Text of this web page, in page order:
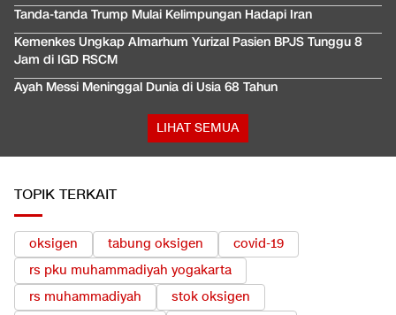
Tanda-tanda Trump Mulai Kelimpungan Hadapi Iran
Kemenkes Ungkap Almarhum Yurizal Pasien BPJS Tunggu 8
Jam di IGD RSCM
Ayah Messi Meninggal Dunia di Usia 68 Tahun
LIHAT SEMUA
TOPIK TERKAIT
oksigen tabung oksigen
covid-19
rs pku muhammadiyah yogakarta
rs muhammadiyah
stok oksigen